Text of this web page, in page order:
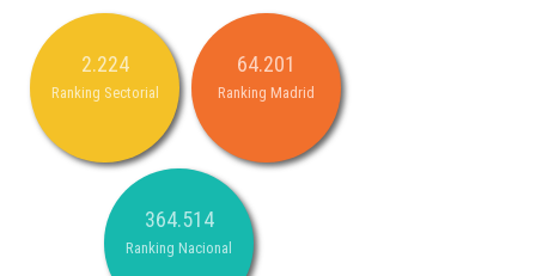
2.224
Ranking Sectorial
64.201
Ranking Madrid
364.514
Ranking Nacional